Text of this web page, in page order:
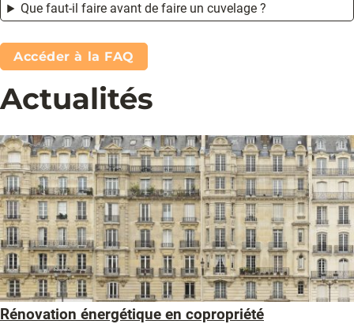
Que faut-il faire avant de faire un cuvelage ?
Accéder à la FAQ
Actualités
Rénovation énergétique en copropriété